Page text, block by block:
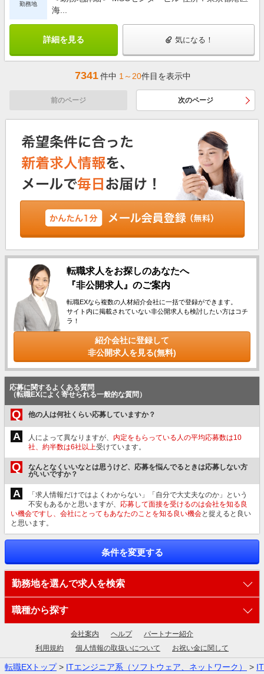
勤務地
海...
詳細を見る 気になる！
7341件中 1～20件目を表示中
前のページ 次のページ
転職求人をお探しのあなたへ
『非公開求人』のご案内
転職EXなら複数の人材紹介会社に一括で登録ができます。
サイト内に掲載されていない非公開求人も検討したい方はコチ
ラ！
紹介会社に登録して
非公開求人を見る(無料)
応募に関するよくある質問
（転職EXによく寄せられる一般的な質問）
Q 他の人は何社くらい応募していますか？
A 人によって異なりますが、 内定をもらっている人の平均応募数は10
社、約半数は6社以上受けています。
Q
なんとなくいいなとは思うけど、応募を悩んでるときは応募しない方
がいいですか？
A
「求人情報だけではよくわからない」「自分で大丈夫なのか」という
不安もあるかと思いますが、 応募して面接を受けるのは会社を知る良
い機会ですし、会社にとってもあなたのことを知る良い機会と捉えると良い
と思います。
条件を変更する
勤務地を選んで求人を検索
職種から探す
会社案内 ヘルプ
パートナー紹介
利用規約
個人情報の取扱いについて お祝い金に関して
転職EXトップ> ITエンジニア系（ソフトウェア、ネットワーク） >